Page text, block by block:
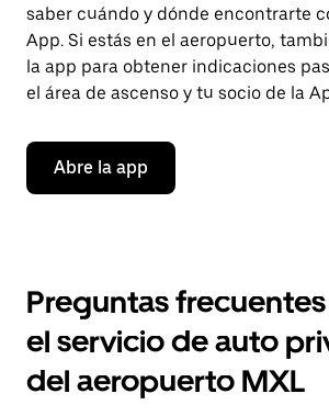
saber cuándo y dónde encontrarte
App. Si estás en el aeropuerto,
la app para obtener indicaciones
el área de ascenso y tu socio de la
Abre la app
Preguntas
el servicio de auto
del aeropuerto MXL